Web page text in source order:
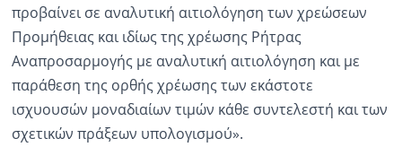
προβαίνει σε αναλυτική αιτιολόγηση των χρεώσεων
Προμήθειας και ιδίως της χρέωσης Ρήτρας
Αναπροσαρμογής με αναλυτική αιτιολόγηση και με
παράθεση της ορθής χρέωσης των εκάστοτε
ισχυουσών μοναδιαίων τιμών κάθε συντελεστή και των
σχετικών πράξεων υπολογισμού».